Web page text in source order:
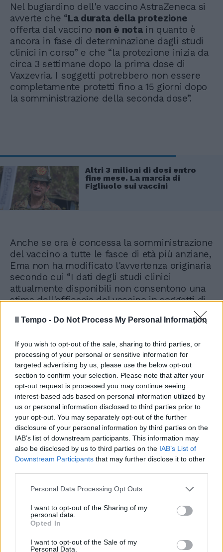
Il Tempo - Do Not Process My Personal Information
If you wish to opt-out of the sale, sharing to third parties, or
processing of your personal or sensitive information for
targeted advertising by us, please use the below opt-out
section to confirm your selection. Please note that after your
opt-out request is processed you may continue seeing
interest-based ads based on personal information utilized by
us or personal information disclosed to third parties prior to
your opt-out. You may separately opt-out of the further
disclosure of your personal information by third parties on the
IAB’s list of downstream participants. This information may
also be disclosed by us to third parties on the IAB’s List of
Downstream Participants that may further disclose it to other
Personal Data Processing Opt Outs
I want to opt-out of the Sharing of my
personal data.
Opted In
I want to opt-out of the Sale of my
Personal Data.
Nel bugiardino dell'e vaccino AstraZeneca si
avverte che “La durata della protezione
offerta dal vaccino non è notain quanto è
ancora in fase di determinazione dagli studi
clinici in corso” e che “la protezione inizia da
circa 3 settimane dopo la prima dose di
Vaxzevria. I soggetti potrebbero non essere
completamente protetti fino a 15 giorni dopo
la somministrazione della seconda dose”.
Altri 3 milioni di dosi entro
fine mese. La marcia di
Figliuolo sui vaccini
Anche se ora è concessa la somministrazione
del vaccino a tutte le fasce di età più anziane,
Ema non ha modificato l'avvertenza originaria
secondo cui “I dati degli studi clinici
attualmente disponibili non consentono una
stima dell'efficacia del vaccino in soggetti di
lievi vengono indicate le seguenti: “Le
reazioni avverse segnalate più
frequentemente sono statedolorabilitàin
sede di iniezione (63,7%), dolore in sede di
iniezione (54,2%),cefalea(52,6%),
stanchezza (53,1%), mialgia(44,0%),
malessere(44,2%), piressia (include lostato
febbricitante(33,6%) e febbre >38°C (7,9%)),
brividi (31,9%), artralgia (26,4%) e nausea
(21,9%). La maggior parte delle reazioni
avverse è stata di severità da lieve a
moderata e di solito si è risolta entro alcuni
giorni dalla vaccinazione. Se confrontate con
la prima dose, le reazioni avverse riferite
dopo la seconda dose sono state più lievi e
segnalate meno frequentemente”.